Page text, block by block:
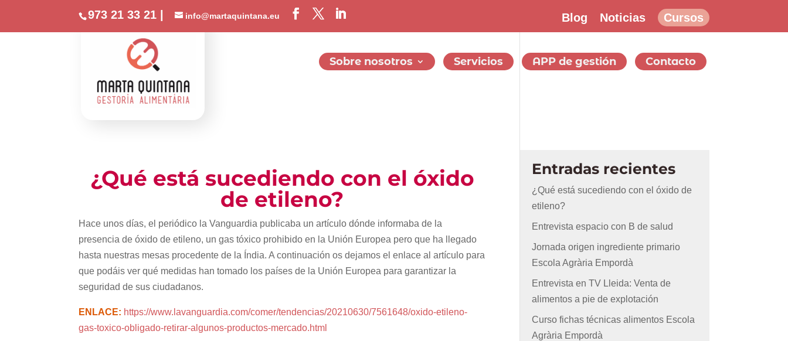
973 21 33 21 | info@martaquintana.eu Blog Noticias Cursos
Sobre nosotros Servicios APP de gestión Contacto
¿Qué está sucediendo con el óxido
de etileno?
Hace unos días, el periódico la Vanguardia publicaba un artículo dónde informaba de la
presencia de óxido de etileno, un gas tóxico prohibido en la Unión Europea pero que ha llegado
hasta nuestras mesas procedente de la Índia. A continuación os dejamos el enlace al artículo para
que podáis ver qué medidas han tomado los países de la Unión Europea para garantizar la
seguridad de sus ciudadanos.
ENLACE: https://www.lavanguardia.com/comer/tendencias/20210630/7561648/oxido-etileno-
gas-toxico-obligado-retirar-algunos-productos-mercado.html
Entradas recientes
¿Qué está sucediendo con el óxido de
etileno?
Entrevista espacio con B de salud
Jornada origen ingrediente primario
Escola Agrària Empordà
Entrevista en TV Lleida: Venta de
alimentos a pie de explotación
Curso fichas técnicas alimentos Escola
Agrària Empordà